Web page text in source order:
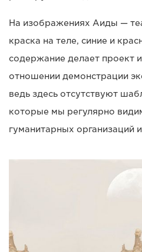
На изображениях Аиды —
краска на теле, синие и
содержание делает проект
отношении демонстрации
ведь здесь отсутствуют
которые мы регулярно
гуманитарных